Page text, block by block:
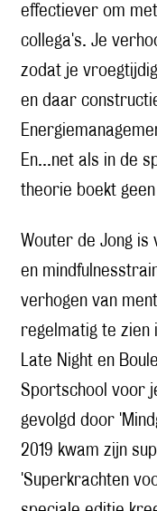
effectiever om
collega's. Je
zodat je
en daar
En...net als in de
theorie boekt
Wouter de Jong
en
verhogen van
regelmatig te zien
Late Night en
Sportschool voor
gevolgd door
2019 kwam zijn
'Superkrachten